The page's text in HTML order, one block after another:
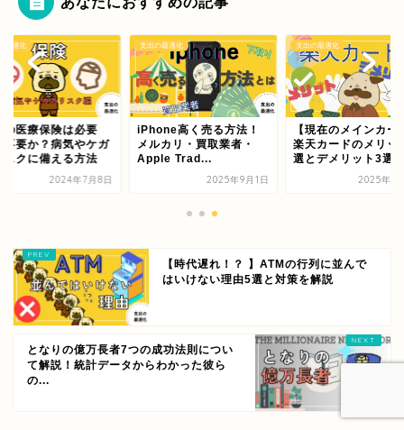
最適化
の医療保険は必要
不要か？病気やケガ
スクに備える方法
2024年7月8日
支出の最適化
iPhone高く売る方法！
メルカリ・買取業者・
Apple Trad...
2025年9月1日
支出の最適化
【現在のメインカー
楽天カードのメリッ
選とデメリット3選
2025年8
【時代遅れ！？ 】ATMの行列に並んで
はいけない理由5選と対策を解説
となりの億万長者7つの成功法則につい
て解説！統計データからわかった彼ら
の...